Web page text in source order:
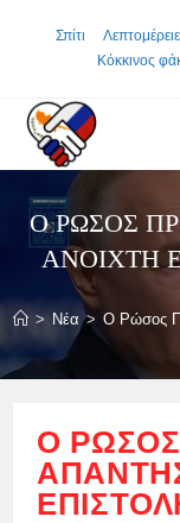
Σπίτι
Κόκκινος
Ο ΡΏΣΟΣ
ΑΝΟΙΧΤΉ
> Νέα > Ο Ρώσος
Ο